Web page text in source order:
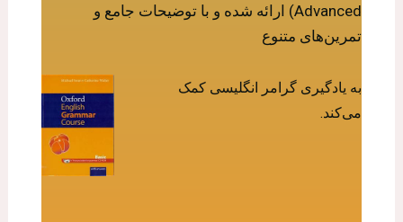
Advanced) ارائه شده و با توضیحات جامع و
تمرین‌های متنوع
به یادگیری گرامر انگلیسی کمک
می‌کند.